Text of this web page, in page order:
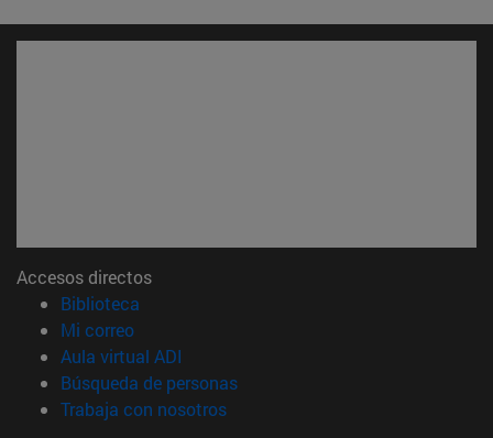
Accesos directos
Biblioteca
Mi correo(abre en nueva ventana)
Aula virtual ADI
Búsqueda de personas(abre en nueva ventana)
Trabaja con nosotros(abre en nueva ventana)